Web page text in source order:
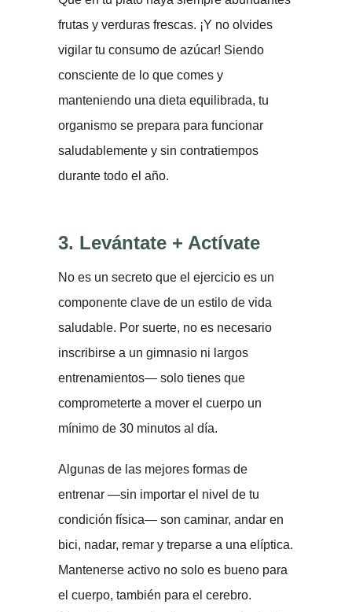
frutas y verduras frescas. ¡Y no olvides
vigilar tu consumo de azúcar! Siendo
consciente de lo que comes y
manteniendo una dieta equilibrada, tu
organismo se prepara para funcionar
saludablemente y sin contratiempos
durante todo el año.
3. Levántate + Actívate
No es un secreto que el ejercicio es un
componente clave de un estilo de vida
saludable. Por suerte, no es necesario
inscribirse a un gimnasio ni largos
entrenamientos— solo tienes que
comprometerte a mover el cuerpo un
mínimo de 30 minutos al día.
Algunas de las mejores formas de
entrenar —sin importar el nivel de tu
condición física— son caminar, andar en
bici, nadar, remar y treparse a una elíptica.
Mantenerse activo no solo es bueno para
el cuerpo, también para el cerebro.